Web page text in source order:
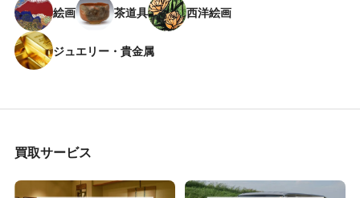
絵画 茶道具 西洋絵画
ジュエリー・貴金属
買取サービス